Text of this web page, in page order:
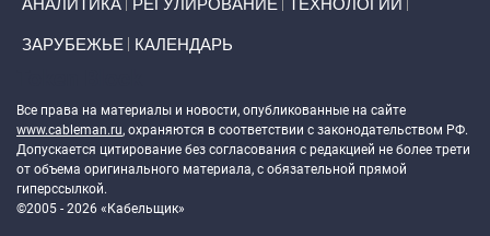
АНАЛИТИКА РЕГУЛИРОВАНИЕ ТЕХНОЛОГИИ
ЗАРУБЕЖЬЕ КАЛЕНДАРЬ
Все права на материалы и новости, опубликованные на сайте
www.cableman.ru, охраняются в соответствии с законодательством РФ.
Допускается цитирование без согласования с редакцией не более трети
от объема оригинального материала, с обязательной прямой
гиперссылкой.
©2005 - 2026 «Кабельщик»